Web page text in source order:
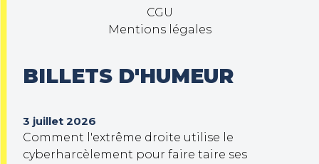
CGU
Mentions légales
BILLETS D'HUMEUR
3 juillet 2026
Comment l'extrême droite utilise le
cyberharcèlement pour faire taire ses